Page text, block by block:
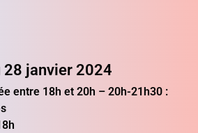
28 janvier 2024
entre 18h et 20h – 20h-21h30 :